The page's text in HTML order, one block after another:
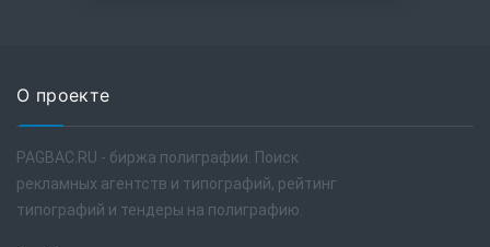
О проекте
PAGBAC.RU - биржа полиграфии. Поиск
рекламных агентств и типографий, рейтинг
типографий и тендеры на полиграфию.